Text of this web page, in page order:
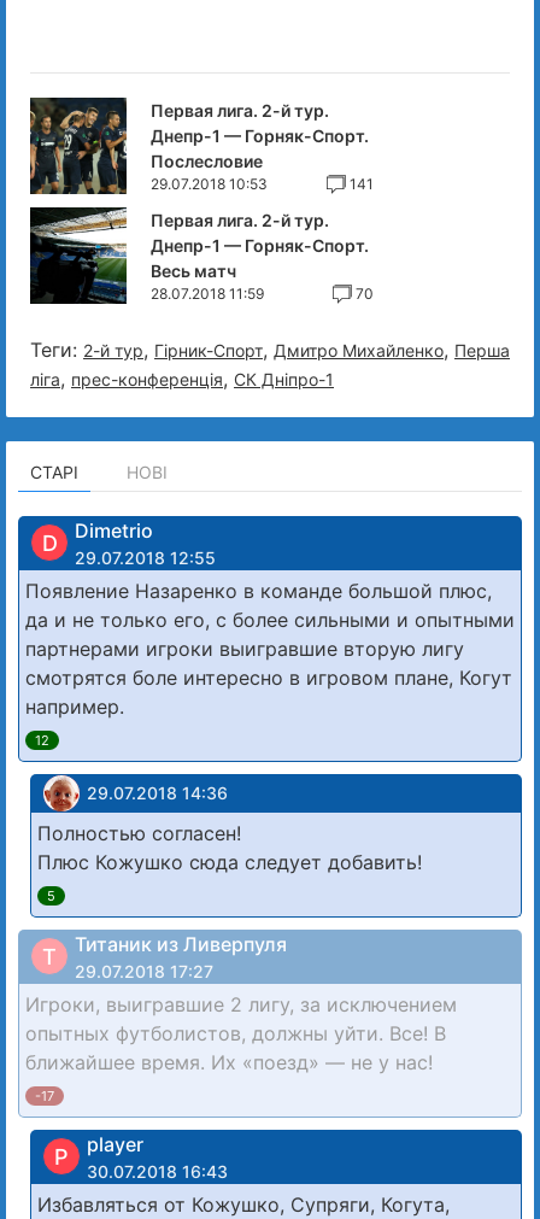
Первая лига. 2-й тур.
Днепр-1 — Горняк-Спорт.
Послесловие
29.07.2018 10:53 141
Первая лига. 2-й тур.
Днепр-1 — Горняк-Спорт.
Весь матч
28.07.2018 11:59 70
Теги: 2-й тур, Гірник-Спорт, Дмитро Михайленко, Перша
ліга, прес-конференція, СК Дніпро-1
СТАРІ НОВІ
D Dimetrio
29.07.2018 12:55
Появление Назаренко в команде большой плюс,
да и не только его, с более сильными и опытными
партнерами игроки выигравшие вторую лигу
смотрятся боле интересно в игровом плане, Когут
например.
12
29.07.2018 14:36
Полностью согласен!
Плюс Кожушко сюда следует добавить!
5
Т Титаник из Ливерпуля
29.07.2018 17:27
Игроки, выигравшие 2 лигу, за исключением
опытных футболистов, должны уйти. Все! В
ближайшее время. Их «поезд» — не у нас!
-17
P player
30.07.2018 16:43
Избавляться от Кожушко, Супряги, Когута,